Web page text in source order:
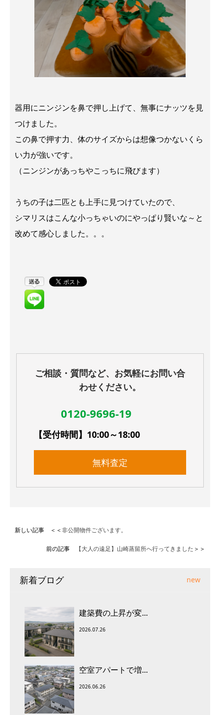
器用にニンジンを鼻で押し上げて、無事にナッツを見
つけました。
この鼻で押す力、体のサイズからは想像つかないくら
い力が強いです。
（ニンジンがあっちやこっちに飛びます）
うちの子は二匹とも上手に見つけていたので、
シマリスはこんな小っちゃいのにやっぱり賢いな～と
改めて感心しました。。。
ご相談・質問など、お気軽にお問い合
わせください。
0120-9696-19
【受付時間】10:00～18:00
無料査定
新しい記事 ＜＜非公開物件ございます。
前の記事 【大人の遠足】山崎蒸留所へ行ってきました ＞＞
新着ブログ new
建築費の上昇が変...
2026.07.26
空室アパートで増...
2026.06.26